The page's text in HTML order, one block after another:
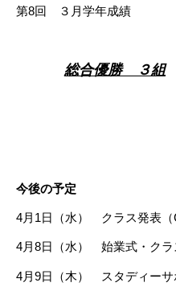
第8回 ３月学年
総合優勝 ３組
今後の予定
4月1日（水） クラス発表（
4月8日（水） 始業式・ク
4月9日（木） スタディーサ